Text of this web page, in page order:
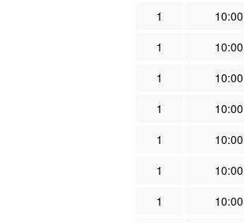
1 10:00
1
10:00
1
10:00
1
10:00
1
10:00
1
10:00
1
10:00